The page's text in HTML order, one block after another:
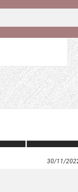
30/11/